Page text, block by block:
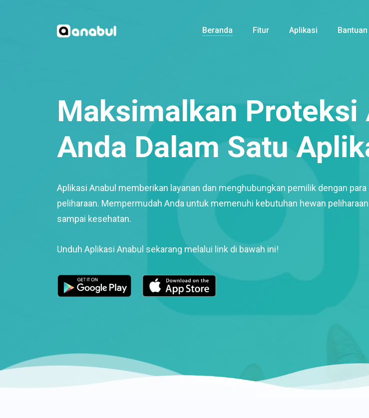
Beranda Fitur Aplikasi Bantuan
Maksimalkan Proteksi
Anda Dalam Satu
Aplikasi Anabul memberikan layanan dan menghubungkan pemilik dengan
peliharaan. Mempermudah Anda untuk memenuhi kebutuhan hewan
sampai kesehatan.
Unduh Aplikasi Anabul sekarang melalui link di bawah ini!